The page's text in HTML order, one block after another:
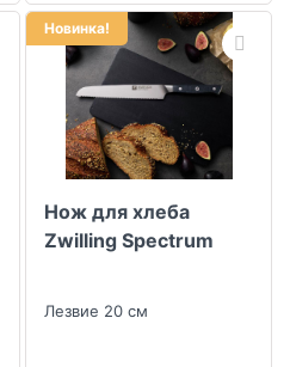
Новинка!
Нож для хлеба
Zwilling Spectrum
Лезвие 20 см